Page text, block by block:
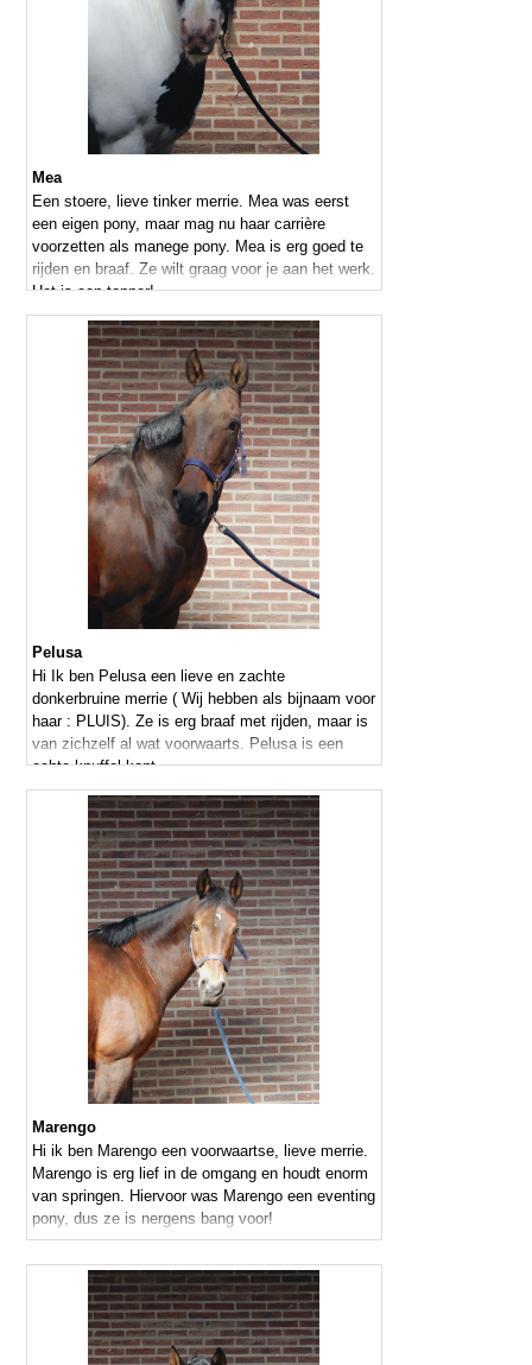
Mea
Een stoere, lieve tinker merrie. Mea was eerst
een eigen pony, maar mag nu haar carrière
voorzetten als manege pony. Mea is erg goed te
rijden en braaf. Ze wilt graag voor je aan het werk.
Het is een topper!
Pelusa
Hi Ik ben Pelusa een lieve en zachte
donkerbruine merrie ( Wij hebben als bijnaam voor
haar : PLUIS). Ze is erg braaf met rijden, maar is
van zichzelf al wat voorwaarts. Pelusa is een
echte knuffel kont.
Marengo
Hi ik ben Marengo een voorwaartse, lieve merrie.
Marengo is erg lief in de omgang en houdt enorm
van springen. Hiervoor was Marengo een eventing
pony, dus ze is nergens bang voor!